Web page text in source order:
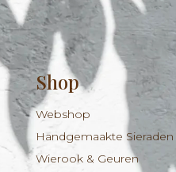
Shop
Webshop
Handgemaakte Sieraden
Wierook & Geuren